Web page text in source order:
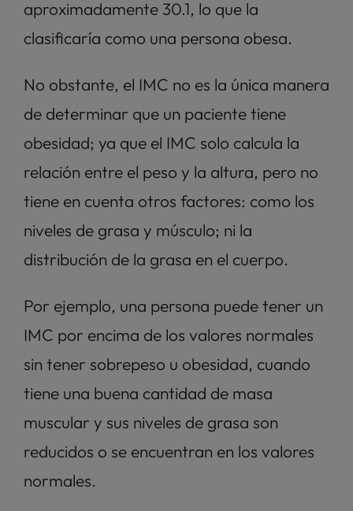
aproximadamente 30.1, lo que la
clasificaría como una persona obesa.
No obstante, el IMC no es la única manera
de determinar que un paciente tiene
obesidad; ya que el IMC solo calcula la
relación entre el peso y la altura, pero no
tiene en cuenta otros factores: como los
niveles de grasa y músculo; ni la
distribución de la grasa en el cuerpo.
Por ejemplo, una persona puede tener un
IMC por encima de los valores normales
sin tener sobrepeso u obesidad, cuando
tiene una buena cantidad de masa
muscular y sus niveles de grasa son
reducidos o se encuentran en los valores
normales.